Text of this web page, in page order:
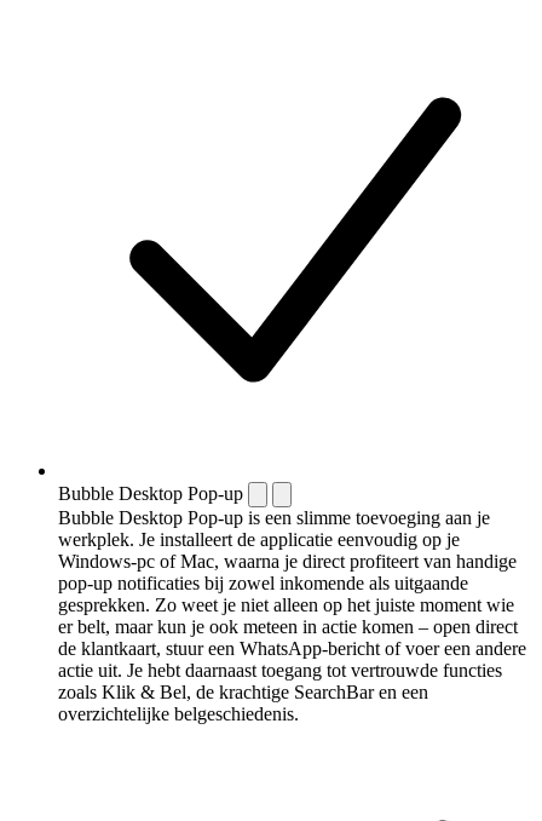
Bubble Desktop Pop-up
Bubble Desktop Pop-up is een slimme toevoeging aan je
werkplek. Je installeert de applicatie eenvoudig op je
Windows-pc of Mac, waarna je direct profiteert van handige
pop-up notificaties bij zowel inkomende als uitgaande
gesprekken. Zo weet je niet alleen op het juiste moment wie
er belt, maar kun je ook meteen in actie komen – open direct
de klantkaart, stuur een WhatsApp-bericht of voer een andere
actie uit. Je hebt daarnaast toegang tot vertrouwde functies
zoals Klik & Bel, de krachtige SearchBar en een
overzichtelijke belgeschiedenis.